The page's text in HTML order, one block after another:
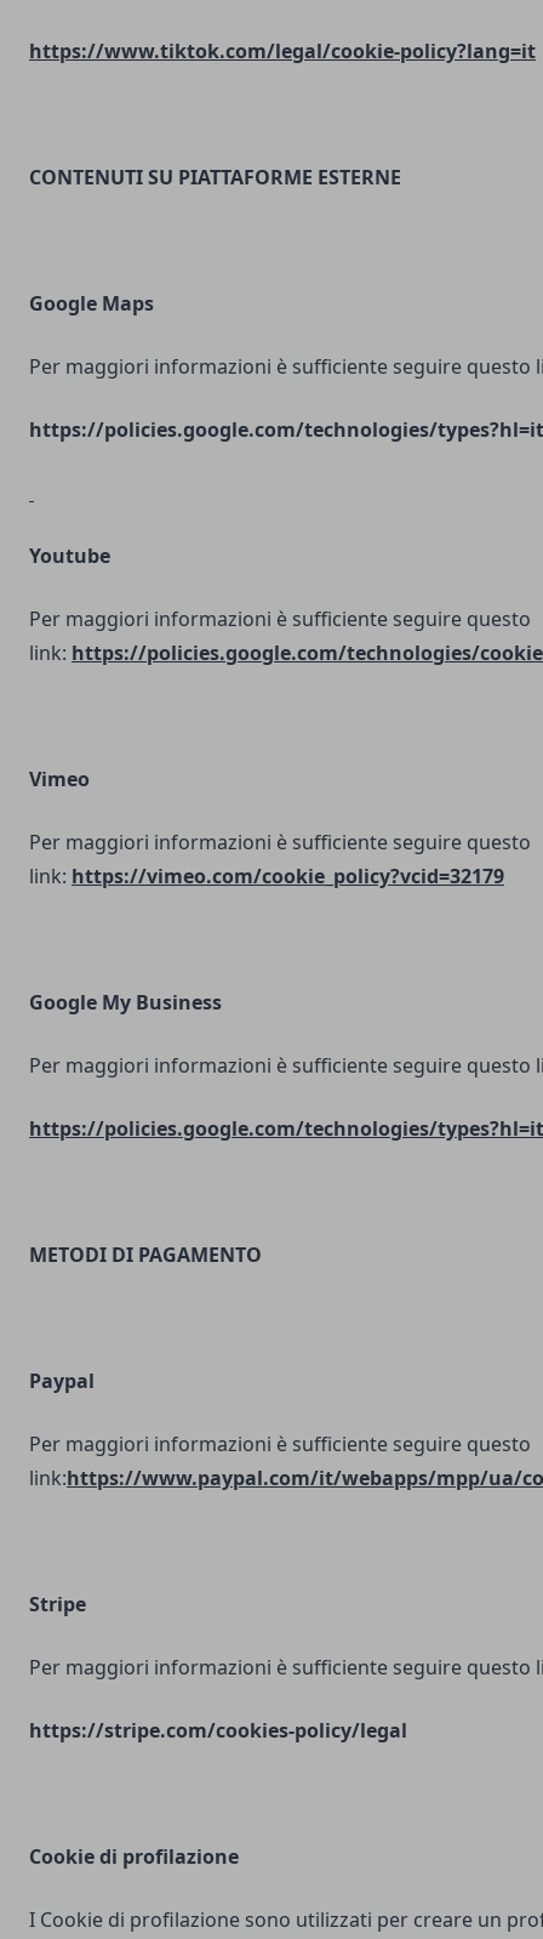
https://www.tiktok.com/legal/cookie-policy?lang=it
CONTENUTI SU PIATTAFORME ESTERNE
Google Maps
Per maggiori informazioni è sufficiente seguire questo
https://policies.google.com/technologies/types?hl=it
Youtube
Per maggiori informazioni è sufficiente seguire questo
link: https://policies.google.com/technologies/
Vimeo
Per maggiori informazioni è sufficiente seguire questo
link: https://vimeo.com/cookie_policy?vcid=32179
Google My Business
Per maggiori informazioni è sufficiente seguire questo
https://policies.google.com/technologies/types?hl=it
METODI DI PAGAMENTO
Paypal
Per maggiori informazioni è sufficiente seguire questo
link:https://www.paypal.com/it/webapps/mpp/ua/
Stripe
Per maggiori informazioni è sufficiente seguire questo
https://stripe.com/cookies-policy/legal
Cookie di profilazione
I Cookie di profilazione sono utilizzati per creare un